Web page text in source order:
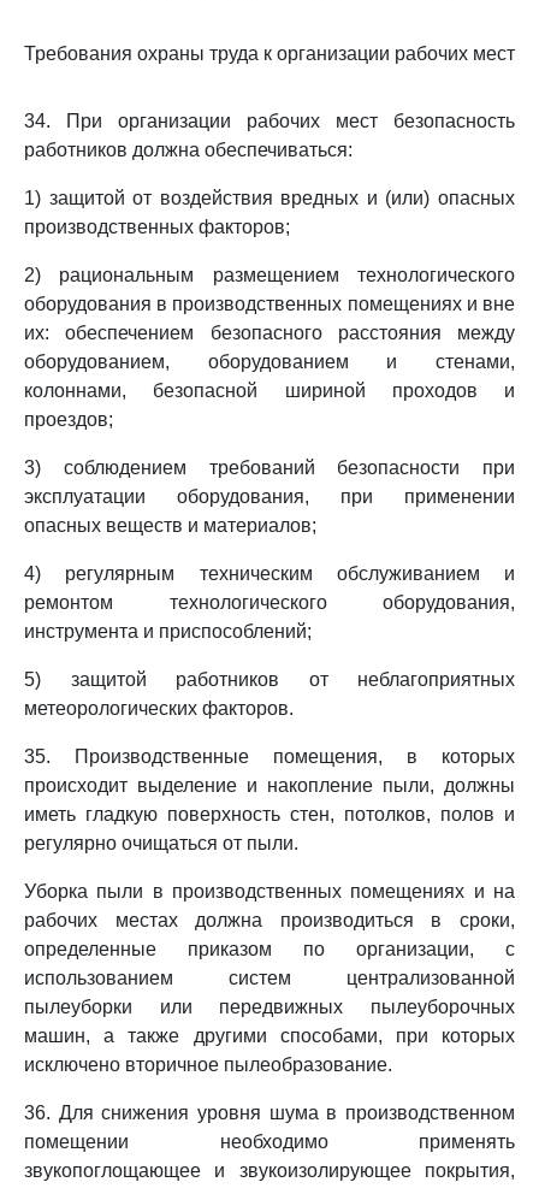
Требования охраны труда к организации рабочих мест
34. При организации рабочих мест безопасность
работников должна обеспечиваться:
1) защитой от воздействия вредных и (или) опасных
производственных факторов;
2) рациональным размещением технологического
оборудования в производственных помещениях и вне
их: обеспечением безопасного расстояния между
оборудованием, оборудованием и стенами,
колоннами, безопасной шириной проходов и
проездов;
3) соблюдением требований безопасности при
эксплуатации оборудования, при применении
опасных веществ и материалов;
4) регулярным техническим обслуживанием и
ремонтом технологического оборудования,
инструмента и приспособлений;
5) защитой работников от неблагоприятных
метеорологических факторов.
35. Производственные помещения, в которых
происходит выделение и накопление пыли, должны
иметь гладкую поверхность стен, потолков, полов и
регулярно очищаться от пыли.
Уборка пыли в производственных помещениях и на
рабочих местах должна производиться в сроки,
определенные приказом по организации, с
использованием систем централизованной
пылеуборки или передвижных пылеуборочных
машин, а также другими способами, при которых
исключено вторичное пылеобразование.
36. Для снижения уровня шума в производственном
помещении необходимо применять
звукопоглощающее и звукоизолирующее покрытия,